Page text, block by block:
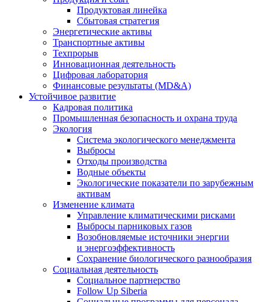
Продуктовая линейка
Сбытовая стратегия
Энергетические активы
Транспортные активы
Техпрорыв
Инновационная деятельность
Цифровая лаборатория
Финансовые результаты (MD&A)
Устойчивое развитие
Кадровая политика
Промышленная безопасность и охрана труда
Экология
Система экологического менеджмента
Выбросы
Отходы производства
Водные объекты
Экологические показатели по зарубежным
активам
Изменение климата
Управление климатическими рисками
Выбросы парниковых газов
Возобновляемые источники энергии
и энергоэффективность
Сохранение биологического разнообразия
Социальная деятельность
Социальное партнерство
Follow Up Siberia